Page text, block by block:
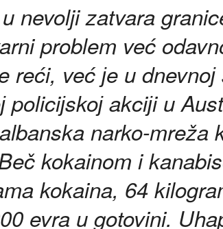
nevolji zatvara
problem već
reći, već јe u
policiјskoј akciјi u
narko-mreža
kokainom i
kokaina, 64
evra u gotovini.